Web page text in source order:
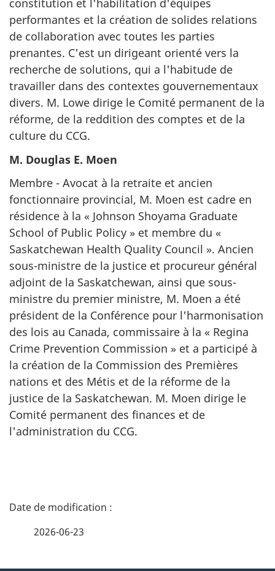
constitution et l'habilitation d'équipes
performantes et la création de solides relations
de collaboration avec toutes les parties
prenantes. C'est un dirigeant orienté vers la
recherche de solutions, qui a l'habitude de
travailler dans des contextes gouvernementaux
divers. M. Lowe dirige le Comité permanent de la
réforme, de la reddition des comptes et de la
culture du CCG.
M. Douglas E. Moen
Membre - Avocat à la retraite et ancien
fonctionnaire provincial, M. Moen est cadre en
résidence à la « Johnson Shoyama Graduate
School of Public Policy » et membre du «
Saskatchewan Health Quality Council ». Ancien
sous-ministre de la justice et procureur général
adjoint de la Saskatchewan, ainsi que sous-
ministre du premier ministre, M. Moen a été
président de la Conférence pour l'harmonisation
des lois au Canada, commissaire à la « Regina
Crime Prevention Commission » et a participé à
la création de la Commission des Premières
nations et des Métis et de la réforme de la
justice de la Saskatchewan. M. Moen dirige le
Comité permanent des finances et de
l'administration du CCG.
D
2026-06-23